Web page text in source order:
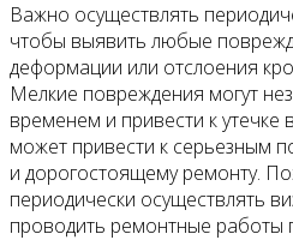
Важно осуществлять
чтобы выявить любые
деформации или отслоения
Мелкие повреждения могут
временем и привести к
может привести к серьезным
и дорогостоящему ремонту.
периодически осуществлять
проводить ремонтные работы